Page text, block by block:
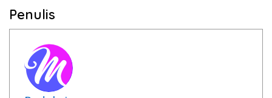
Penulis